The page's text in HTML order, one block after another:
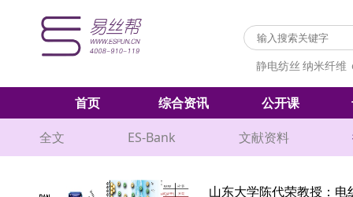
静电纺丝 纳米纤维
首页 综合资讯 公开课
全文
ES-Bank 文献资料
山东大学陈代荣教授：